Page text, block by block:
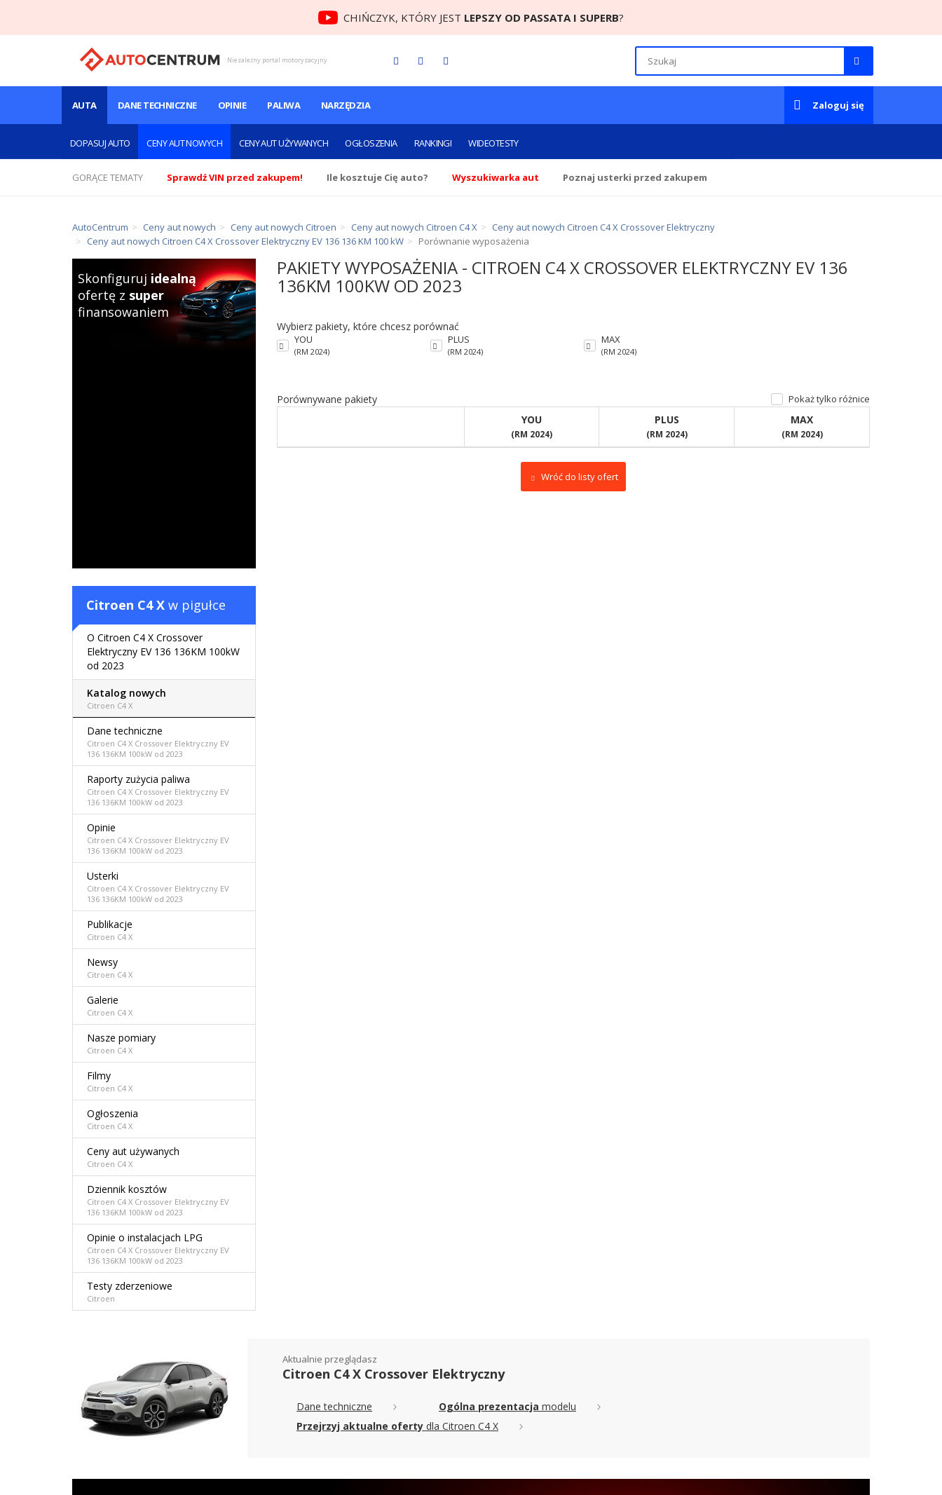
CHIŃCZYK, KTÓRY JEST LEPSZY OD PASSATA I SUPERB?
Niezależny portal motoryzacyjny
AUTA
DOPASUJ AUTO CENY AUT NOWYCH CENY AUT UŻYWANYCH OGŁOSZENIA RANKINGI WIDEOTESTY
DANE TECHNICZNE OPINIE PALIWA NARZĘDZIA Zaloguj się
GORĄCE TEMATY Sprawdź VIN przed zakupem! Ile kosztuje Cię auto? Wyszukiwarka aut Poznaj usterki przed zakupem
AutoCentrum Ceny aut nowych Ceny aut nowych Citroen Ceny aut nowych Citroen C4 X
Ceny aut nowych Citroen C4 X Crossover Elektryczny
Ceny aut nowych Citroen C4 X Crossover Elektryczny EV 136 136 KM 100 kW
Porównanie wyposażenia
PAKIETY WYPOSAŻENIA - CITROEN C4 X CROSSOVER ELEKTRYCZNY EV 136
136KM 100KW OD 2023
Wybierz pakiety, które chcesz porównać
YOU
(RM 2024)
PLUS
(RM 2024)
MAX
(RM 2024)
Porównywane pakiety Pokaż tylko różnice
YOU
(RM 2024)
PLUS
(RM 2024)
MAX
(RM 2024)
Wróć do listy ofert
Skonfiguruj idealną
ofertę z super
finansowaniem
Citroen C4 X w pigułce
O Citroen C4 X Crossover
Elektryczny EV 136 136KM 100kW
od 2023
Katalog nowych
Citroen C4 X
Dane techniczne
Citroen C4 X Crossover Elektryczny EV
136 136KM 100kW od 2023
Raporty zużycia paliwa
Citroen C4 X Crossover Elektryczny EV
136 136KM 100kW od 2023
Opinie
Citroen C4 X Crossover Elektryczny EV
136 136KM 100kW od 2023
Usterki
Citroen C4 X Crossover Elektryczny EV
136 136KM 100kW od 2023
Publikacje
Citroen C4 X
Newsy
Citroen C4 X
Galerie
Citroen C4 X
Nasze pomiary
Citroen C4 X
Filmy
Citroen C4 X
Ogłoszenia
Citroen C4 X
Ceny aut używanych
Citroen C4 X
Dziennik kosztów
Citroen C4 X Crossover Elektryczny EV
136 136KM 100kW od 2023
Opinie o instalacjach LPG
Citroen C4 X Crossover Elektryczny EV
136 136KM 100kW od 2023
Testy zderzeniowe
Citroen
Aktualnie przeglądasz
Citroen C4 X Crossover Elektryczny
Dane techniczne Ogólna prezentacja modelu
Przejrzyj aktualne oferty dla Citroen C4 X